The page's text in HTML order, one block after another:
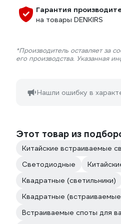
Гарантия
на товары DENKIRS
*Производитель оставляет за
его производства. Указанная
Нашли ошибку в
Этот товар из
Китайские встраиваемые
Светодиодные
Квадратные (светильники)
Квадратные
Встраиваемые споты для